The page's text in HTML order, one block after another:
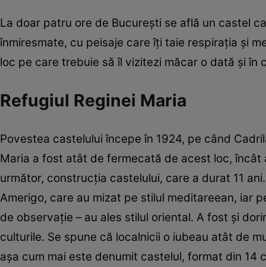
La doar patru ore de Bucureşti se află un castel
înmiresmate, cu peisaje care îţi taie respiraţia şi
loc pe care trebuie să îl vizitezi măcar o dată şi în
Refugiul Reginei Maria
Povestea castelului începe în 1924, pe când
Maria a fost atât de fermecată de acest loc,
următor, construcţia castelului, care a durat 11
Amerigo, care au mizat pe stilul meditareean, iar
de observaţie – au ales stilul oriental. A fost şi
culturile. Se spune că localnicii o iubeau atât de
aşa cum mai este denumit castelul, format din